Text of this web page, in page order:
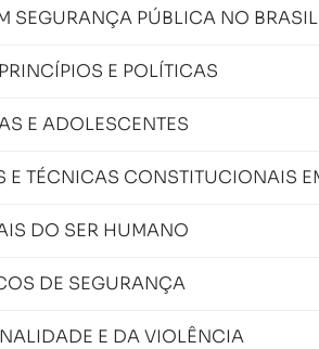
SEGURANÇA PÚBLICA NO BRASIL
E POLÍTICAS
E ADOLESCENTES
E TÉCNICAS CONSTITUCIONAIS
DO SER HUMANO
DE SEGURANÇA
E DA VIOLÊNCIA